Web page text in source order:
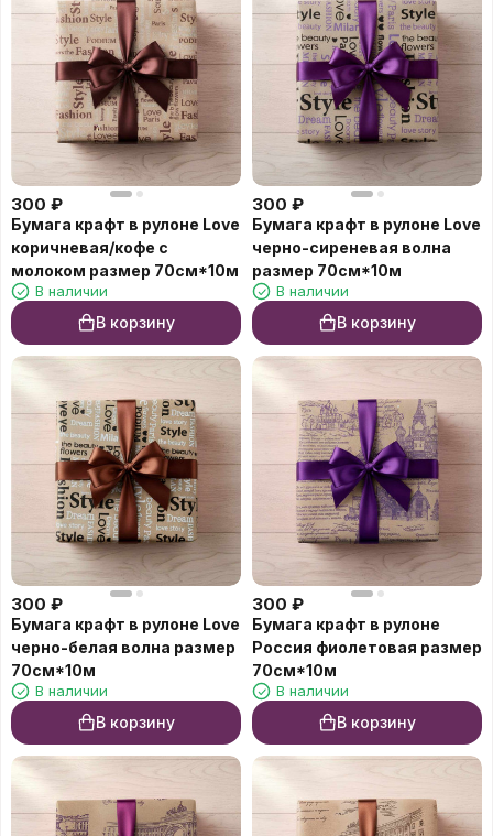
300 ₽
Бумага крафт в рулоне Love
коричневая/кофе с
молоком размер 70см*10м
В наличии
В корзину
300 ₽
Бумага крафт в рулоне Love
черно-сиреневая волна
размер 70см*10м
В наличии
В корзину
300 ₽
Бумага крафт в рулоне Love
черно-белая волна размер
70см*10м
В наличии
В корзину
300 ₽
Бумага крафт в рулоне
Россия фиолетовая размер
70см*10м
В наличии
В корзину